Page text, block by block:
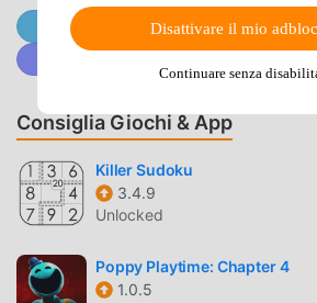
퍼즐앤드래곤 Essendo un gioco puzzle
recente, ha guadagnato molti fan in
amano i giochi puzzle. Se vuoi
mod apk al mondo, moddroid è la tua
래곤 22.3.0gratuitamente, ma fornisce
gratuitamente, aiutandoti a salvare
ripetitiva nel gioco, così puoi
gioia portata dal gioco stesso.
qualsiasi mod di 퍼즐앤드래곤 non
Unisciti @MODDROID.CO sul
Consiglia Giochi & App
Killer Sudoku
3.4.9
Unlocked
Poppy Playtime: Chapter 4
1.0.5
Disattivare il mio
Continuare senza